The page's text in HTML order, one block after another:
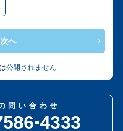
次へ
公開されません
問い合わせ
4333